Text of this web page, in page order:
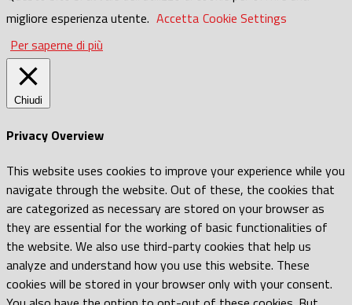
migliore esperienza utente. Accetta Cookie Settings
Per saperne di più
Chiudi
Privacy Overview
This website uses cookies to improve your experience while you
navigate through the website. Out of these, the cookies that
are categorized as necessary are stored on your browser as
they are essential for the working of basic functionalities of
the website. We also use third-party cookies that help us
analyze and understand how you use this website. These
cookies will be stored in your browser only with your consent.